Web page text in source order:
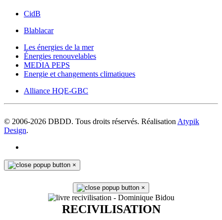
CidB
Blablacar
Les énergies de la mer
Énergies renouvelables
MEDIA PEPS
Energie et changements climatiques
Alliance HQE-GBC
© 2006-2026 DBDD. Tous droits réservés. Réalisation Atypik
Design.
×
×
RECIVILISATION